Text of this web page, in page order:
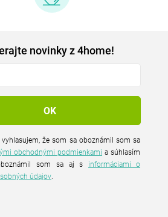
novinky z 4home!
vyhlasujem, že som sa oboznámil som sa
obchodnými podmienkami a súhlasím
som sa aj s informáciami o
údajov.